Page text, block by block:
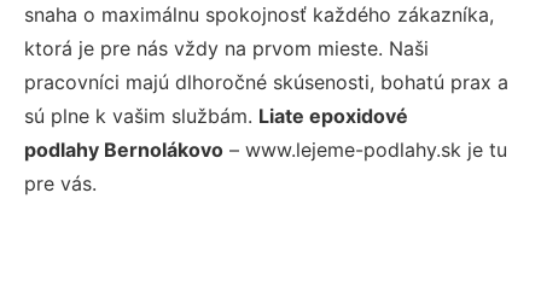
snaha o maximálnu spokojnosť každého zákazníka,
ktorá je pre nás vždy na prvom mieste. Naši
pracovníci majú dlhoročné skúsenosti, bohatú prax a
sú plne k vašim službám. Liate epoxidové
podlahy Bernolákovo – www.lejeme-podlahy.sk je tu
pre vás.